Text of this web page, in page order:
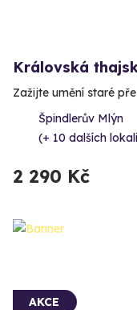
Královská
Zažijte umění staré
Špindlerův Mlýn
(+ 10 dalších
2 290 Kč
AKCE